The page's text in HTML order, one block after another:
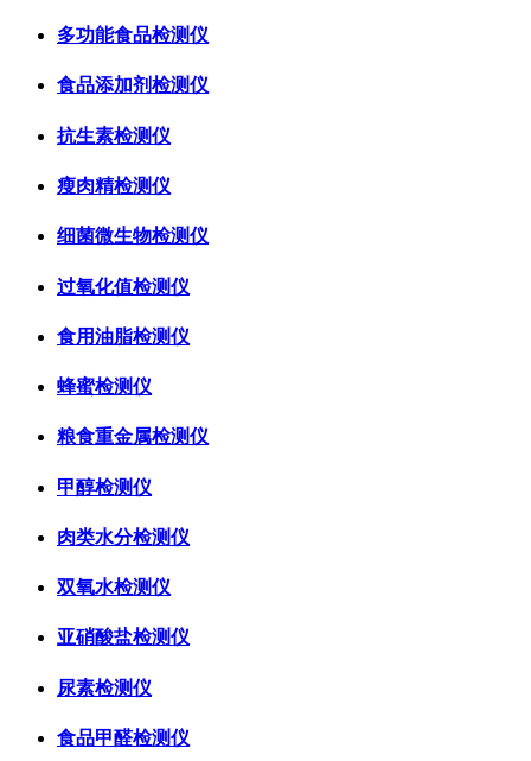
多功能食品检测仪
食品添加剂检测仪
抗生素检测仪
瘦肉精检测仪
细菌微生物检测仪
过氧化值检测仪
食用油脂检测仪
蜂蜜检测仪
粮食重金属检测仪
甲醇检测仪
肉类水分检测仪
双氧水检测仪
亚硝酸盐检测仪
尿素检测仪
食品甲醛检测仪